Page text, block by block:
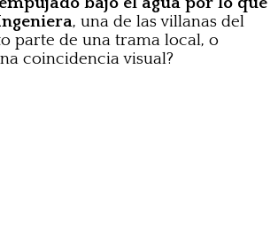
, una de las villanas del
parte de una trama local, o
coincidencia visual?